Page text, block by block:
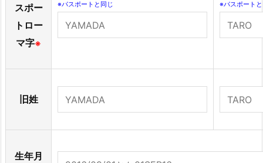
スポー
トロー
マ字※
※パスポートと同じ ※パスポート
旧姓
生年月